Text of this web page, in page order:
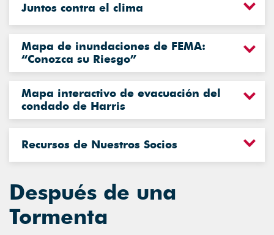
Juntos contra el clima
Mapa de inundaciones de FEMA:
“Conozca su Riesgo”
Mapa interactivo de evacuación del
condado de Harris
Recursos de Nuestros Socios
Después de una
Tormenta